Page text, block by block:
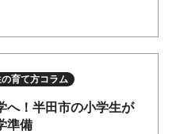
育て方コラム
へ！半田市の小学生が
準備